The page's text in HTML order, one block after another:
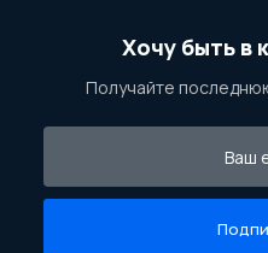
Хочу быть в
Получайте